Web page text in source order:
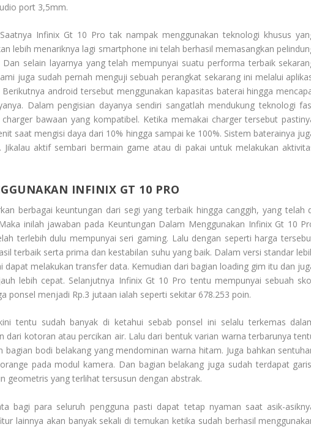
port 3,5mm.
Infinix Gt 10 Pro tak nampak menggunakan teknologi khusus
lebih menariknya lagi smartphone ini telah berhasil memasangkan
selain layarnya yang telah mempunyai suatu performa terbaik
juga sudah pernah menguji sebuah perangkat sekarang ini melalui
android tersebut menggunakan kapasitas baterai hingga
Dalam pengisian dayanya sendiri sangatlah mendukung teknologi
bawaan yang kompatibel. Ketika memakai charger tersebut
saat mengisi daya dari 10% hingga sampai ke 100%. Sistem baterainya
aktif sembari bermain game atau di pakai untuk melakukan
INFINIX GT 10 PRO
berbagai keuntungan dari segi yang terbaik hingga canggih, yang telah
inilah jawaban pada Keuntungan Dalam Menggunakan Infinix Gt 10
terlebih dulu mempunyai seri gaming. Lalu dengan seperti harga
terbaik serta prima dan kestabilan suhu yang baik. Dalam versi standar
dapat melakukan transfer data. Kemudian dari bagian loading gim itu dan
lebih cepat. Selanjutnya Infinix Gt 10 Pro tentu mempunyai sebuah
ponsel menjadi Rp.3 jutaan ialah seperti sekitar 678.253 poin.
tentu sudah banyak di ketahui sebab ponsel ini selalu terkemas
dari kotoran atau percikan air. Lalu dari bentuk varian warna terbarunya
bodi belakang yang mendominan warna hitam. Juga bahkan
pada modul kamera. Dan bagian belakang juga sudah terdapat
geometris yang terlihat tersusun dengan abstrak.
bagi para seluruh pengguna pasti dapat tetap nyaman saat asik-
lainnya akan banyak sekali di temukan ketika sudah berhasil